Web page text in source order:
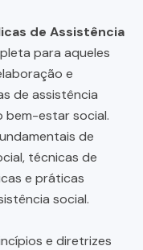
de Assistência
para aqueles
e
de assistência
bem-estar social.
de
técnicas de
e práticas
social.
e diretrizes